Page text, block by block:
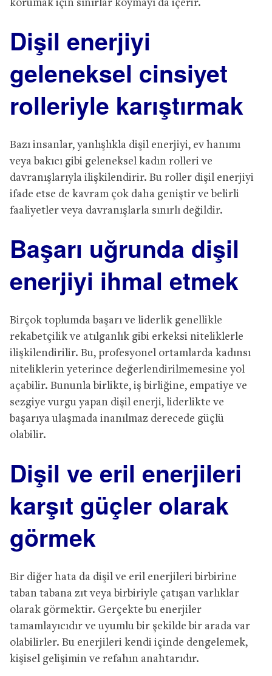
korumak için sınırlar koymayı da içerir.
Dişil enerjiyi
geleneksel cinsiyet
rolleriyle karıştırmak
Bazı insanlar, yanlışlıkla dişil enerjiyi, ev hanımı
veya bakıcı gibi geleneksel kadın rolleri ve
davranışlarıyla ilişkilendirir. Bu roller dişil enerjiyi
ifade etse de kavram çok daha geniştir ve belirli
faaliyetler veya davranışlarla sınırlı değildir.
Başarı uğrunda dişil
enerjiyi ihmal etmek
Birçok toplumda başarı ve liderlik genellikle
rekabetçilik ve atılganlık gibi erkeksi niteliklerle
ilişkilendirilir. Bu, profesyonel ortamlarda kadınsı
niteliklerin yeterince değerlendirilmemesine yol
açabilir. Bununla birlikte, iş birliğine, empatiye ve
sezgiye vurgu yapan dişil enerji, liderlikte ve
başarıya ulaşmada inanılmaz derecede güçlü
olabilir.
Dişil ve eril enerjileri
karşıt güçler olarak
görmek
Bir diğer hata da dişil ve eril enerjileri birbirine
taban tabana zıt veya birbiriyle çatışan varlıklar
olarak görmektir. Gerçekte bu enerjiler
tamamlayıcıdır ve uyumlu bir şekilde bir arada var
olabilirler. Bu enerjileri kendi içinde dengelemek,
kişisel gelişimin ve refahın anahtarıdır.